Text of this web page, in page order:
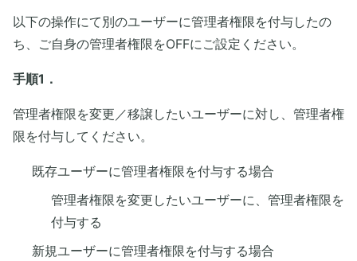
以下の操作にて別のユーザーに管理者権限を付与したの
ち、ご自身の管理者権限をOFFにご設定ください。
手順1．
管理者権限を変更／移譲したいユーザーに対し、管理者権
限を付与してください。
既存ユーザーに管理者権限を付与する場合
管理者権限を変更したいユーザーに、管理者権限を
付与する
新規ユーザーに管理者権限を付与する場合